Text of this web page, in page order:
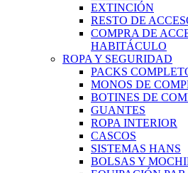
EXTINCIÓN
RESTO DE
COMPRA DE
HABITÁCULO
ROPA Y SEGURIDAD
PACKS
MONOS DE
BOTINES DE
GUANTES
ROPA INTERIOR
CASCOS
SISTEMAS HANS
BOLSAS Y